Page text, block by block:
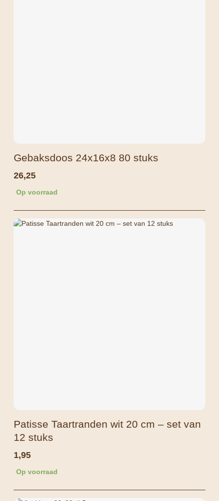
Gebaksdoos 24x16x8 80 stuks
26,25
Op voorraad
Patisse Taartranden wit 20 cm – set van
12 stuks
1,95
Op voorraad